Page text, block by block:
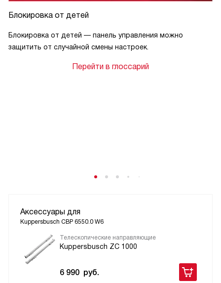
Блокировка от детей
Блокировка от детей — панель управления можно
защитить от случайной смены настроек.
Перейти в глоссарий
Аксессуары для
Kuppersbusch CBP 6550.0 W6
Телескопические направляющие
Kuppersbusch ZC 1000
6 990 руб.